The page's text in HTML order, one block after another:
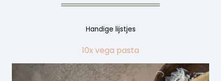
Handige lijstjes
10x vega pasta